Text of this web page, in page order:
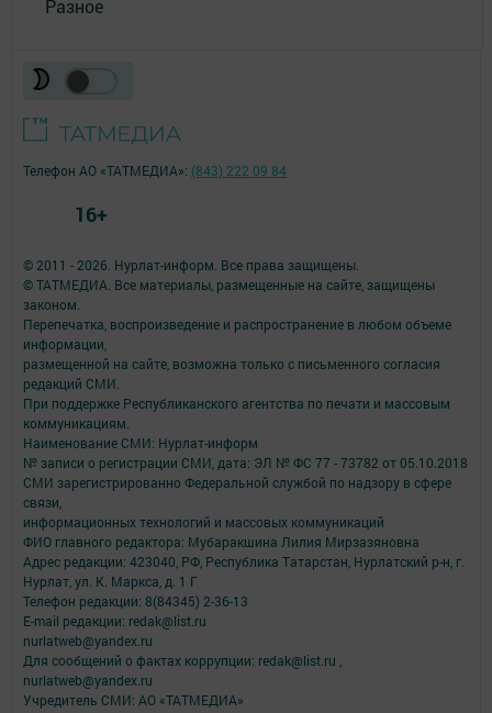
Разное
© 2011 - 2026. Нурлат-⁠информ. Все права защищены.
© ТАТМЕДИА. Все материалы, размещенные на сайте, защищены
законом.
Перепечатка, воспроизведение и распространение в любом объеме
информации,
размещенной на сайте, возможна только с письменного согласия
редакций СМИ.
При поддержке Республиканского агентства по печати и массовым
коммуникациям.
Наименование СМИ: Нурлат-⁠информ
№ записи о регистрации СМИ, дата: ЭЛ № ФС 77 -⁠ 73782 от 05.10.2018
СМИ зарегистрированно Федеральной службой по надзору в сфере
связи,
информационных технологий и массовых коммуникаций
ФИО главного редактора: Мубаракшина Лилия Мирзазяновна
Адрес редакции: 423040, РФ, Республика Татарстан, Нурлатский р-н, г.
Нурлат, ул. К. Маркса, д. 1 Г
Телефон редакции: 8(84345) 2-36-13
E-mail редакции: redak@list.ru
nurlatweb@yandex.ru
Для сообщений о фактах коррупции: redak@list.ru ,
nurlatweb@yandex.ru
Учредитель СМИ: АО «ТАТМЕДИА»
Телефон АО «ТАТМЕДИА»: (843) 222 09 84
16+